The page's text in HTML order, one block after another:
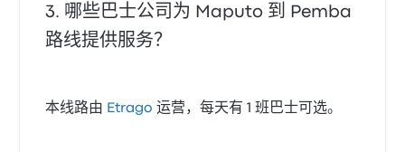
哪些巴士公司为 Maputo 到 Pemba
路线提供服务？
本线路由 Etrago 运营，每天有 1 班巴士可选。